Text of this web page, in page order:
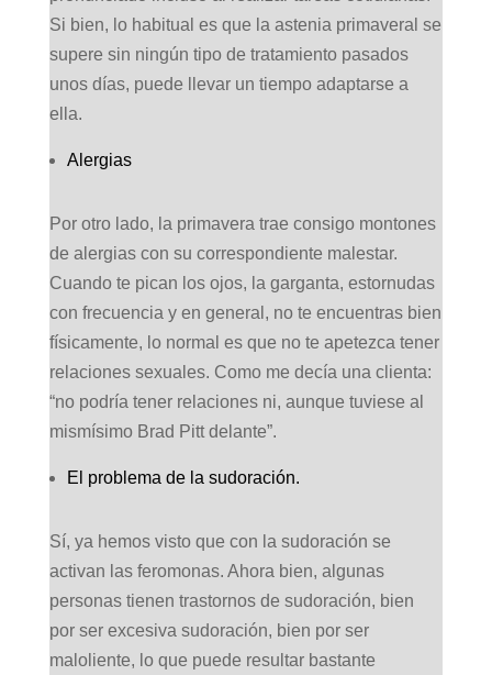
Si bien, lo habitual es que la astenia primaveral se
supere sin ningún tipo de tratamiento pasados
unos días, puede llevar un tiempo adaptarse a
ella.
Alergias
Por otro lado, la primavera trae consigo montones
de alergias con su correspondiente malestar.
Cuando te pican los ojos, la garganta, estornudas
con frecuencia y en general, no te encuentras bien
físicamente, lo normal es que no te apetezca tener
relaciones sexuales. Como me decía una clienta:
“no podría tener relaciones ni, aunque tuviese al
mismísimo Brad Pitt delante”.
El problema de la sudoración.
Sí, ya hemos visto que con la sudoración se
activan las feromonas. Ahora bien, algunas
personas tienen trastornos de sudoración, bien
por ser excesiva sudoración, bien por ser
maloliente, lo que puede resultar bastante